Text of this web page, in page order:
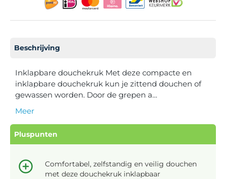
Beschrijving
Inklapbare douchekruk Met deze compacte en
inklapbare douchekruk kun je zittend douchen of
gewassen worden. Door de grepen a…
Meer
Pluspunten
Comfortabel, zelfstandig en veilig douchen
met deze douchekruk inklapbaar